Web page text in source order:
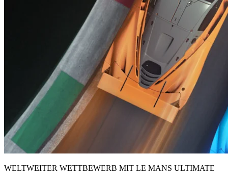
WELTWEITER WETTBEWERB MIT LE MANS ULTIMATE